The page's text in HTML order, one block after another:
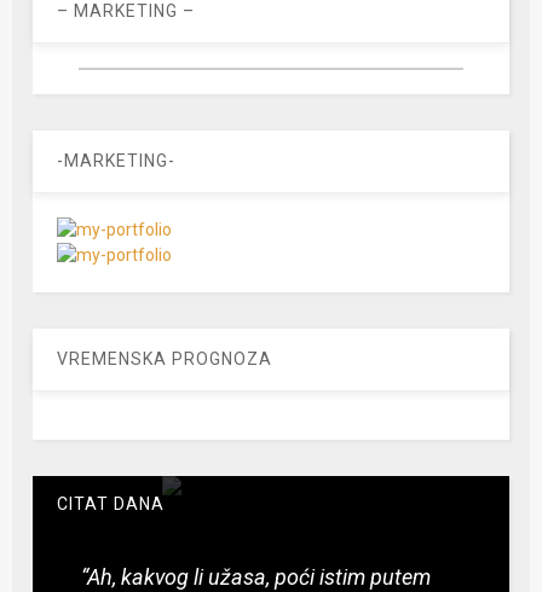
– MARKETING –
-MARKETING-
VREMENSKA PROGNOZA
CITAT DANA
“Ah, kakvog li užasa, poći istim putem